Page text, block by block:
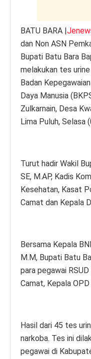
BATU BARA |
dan Non ASN
Bupati Batu Bara
melakukan tes
Badan
Daya Manusia
Zulkarnain, Desa
Lima Puluh, Selasa
Turut hadir Wakil
SE, M.AP, Kadis
Kesehatan, Kasat
Camat dan Kepala
Bersama Kepala
M.M, Bupati Batu
para pegawai
Camat, Kepala
Hasil dari 45 tes
narkoba. Tes ini
pegawai di